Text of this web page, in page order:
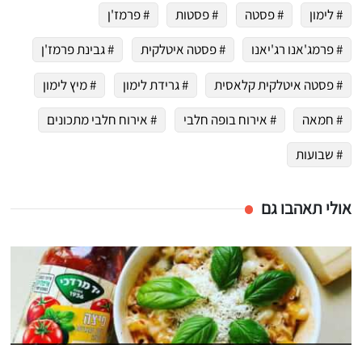
# לימון
# פסטה # פסטות
# פרמז'ן
# פרמג'אנו רג'יאנו
# פסטה איטלקית
# גבינת פרמז'ן
# פסטה איטלקית קלאסית
# גרידת לימון
# מיץ לימון
# חמאה
# אירוח בופה חלבי
# אירוח חלבי מתכונים
# שבועות
אולי תאהבו גם